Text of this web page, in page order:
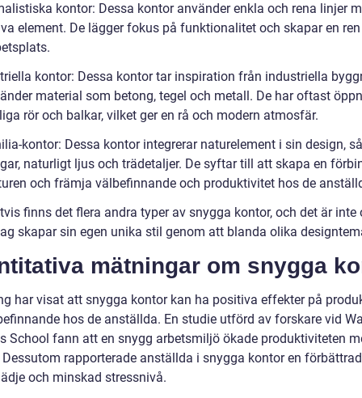
kontor: Dessa kontor använder enkla och rena linjer
element. De lägger fokus på funktionalitet och skapar en
kontor: Dessa kontor tar inspiration från industriella
material som betong, tegel och metall. De har oftast
rör och balkar, vilket ger en rå och modern atmosfär.
kontor: Dessa kontor integrerar naturelement i sin design,
naturligt ljus och trädetaljer. De syftar till att skapa en
och främja välbefinnande och produktivitet hos de
finns det flera andra typer av snygga kontor, och det är inte
skapar sin egen unika stil genom att blanda olika
mätningar om snygga
har visat att snygga kontor kan ha positiva effekter på
hos de anställda. En studie utförd av forskare vid
School fann att en snygg arbetsmiljö ökade produktiviteten
rapporterade anställda i snygga kontor en förbättrad
och minskad stressnivå.